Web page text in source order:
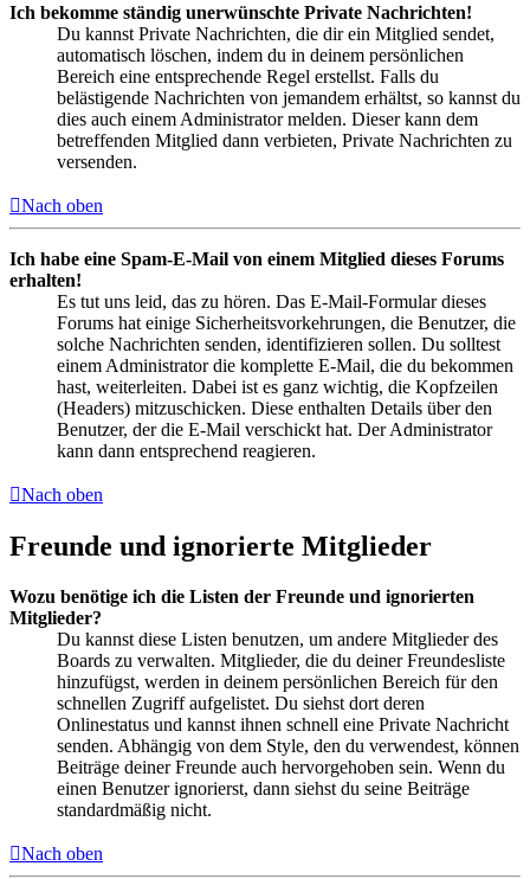
Ich bekomme ständig unerwünschte Private Nachrichten!
Du kannst Private Nachrichten, die dir ein Mitglied sendet,
automatisch löschen, indem du in deinem persönlichen
Bereich eine entsprechende Regel erstellst. Falls du
belästigende Nachrichten von jemandem erhältst, so kannst du
dies auch einem Administrator melden. Dieser kann dem
betreffenden Mitglied dann verbieten, Private Nachrichten zu
versenden.
Nach oben
Ich habe eine Spam-E-Mail von einem Mitglied dieses Forums
erhalten!
Es tut uns leid, das zu hören. Das E-Mail-Formular dieses
Forums hat einige Sicherheitsvorkehrungen, die Benutzer, die
solche Nachrichten senden, identifizieren sollen. Du solltest
einem Administrator die komplette E-Mail, die du bekommen
hast, weiterleiten. Dabei ist es ganz wichtig, die Kopfzeilen
(Headers) mitzuschicken. Diese enthalten Details über den
Benutzer, der die E-Mail verschickt hat. Der Administrator
kann dann entsprechend reagieren.
Nach oben
Freunde und ignorierte Mitglieder
Wozu benötige ich die Listen der Freunde und ignorierten
Mitglieder?
Du kannst diese Listen benutzen, um andere Mitglieder des
Boards zu verwalten. Mitglieder, die du deiner Freundesliste
hinzufügst, werden in deinem persönlichen Bereich für den
schnellen Zugriff aufgelistet. Du siehst dort deren
Onlinestatus und kannst ihnen schnell eine Private Nachricht
senden. Abhängig von dem Style, den du verwendest, können
Beiträge deiner Freunde auch hervorgehoben sein. Wenn du
einen Benutzer ignorierst, dann siehst du seine Beiträge
standardmäßig nicht.
Nach oben